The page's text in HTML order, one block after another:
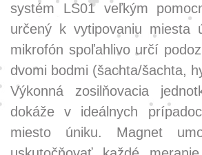
systém LS01 veľkým
určený k vytipovaniu miesta
mikrofón spoľahlivo určí
dvomi bodmi (šachta/šachta,
Výkonná zosilňovacia
dokáže v ideálnych
miesto úniku. Magnet